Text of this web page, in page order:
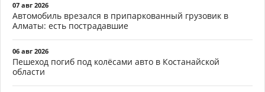
07 авг 2026
Автомобиль врезался в припаркованный грузовик в
Алматы: есть пострадавшие
06 авг 2026
Пешеход погиб под колёсами авто в Костанайской
области